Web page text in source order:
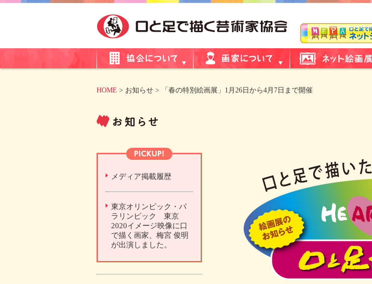
HOME > お知らせ > 「春の特別絵画展」1月26日から4月7日まで開催
メディア掲載履歴
東京オリンピック・パ
ラリンピック 東京
2020イメージ映像に口
で描く画家、梅宮 俊明
が出演しました。